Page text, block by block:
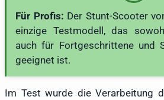
Für Profis: Der Stunt-Scooter
einzige Testmodell, das
auch für Fortgeschrittene und
geeignet ist.
Im Test wurde die Verarbeitung